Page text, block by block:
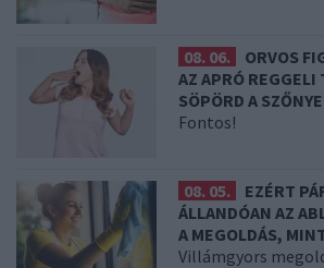
08. 06.
ORVOS
AZ APRÓ
SÖPÖRD A
Fontos!
08. 05.
EZÉRT
ÁLLANDÓAN AZ
A MEGOLDÁS,
Villámgyors